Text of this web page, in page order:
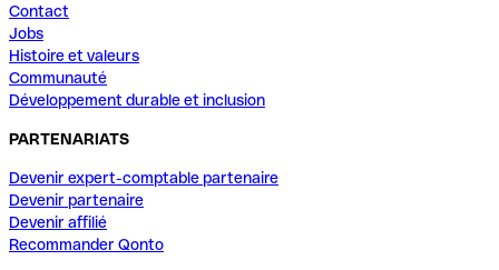
Contact
Jobs
Histoire et valeurs
Communauté
Développement durable et inclusion
PARTENARIATS
Devenir expert-comptable partenaire
Devenir partenaire
Devenir affilié
Recommander Qonto